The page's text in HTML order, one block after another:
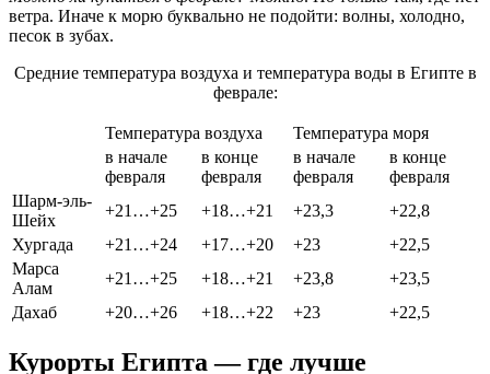
ветра. Иначе к морю буквально не подойти: волны, холодно,
песок в зубах.
Средние температура воздуха и температура воды в Египте в
феврале:
Температура воздуха
Температура моря
в начале
февраля
в конце
февраля
в начале
февраля
в конце
февраля
Шарм-эль-
Шейх
+21…+25 +18…+21 +23,3
+22,8
Хургада
+21…+24 +17…+20 +23
+22,5
Марса
Алам
+21…+25 +18…+21 +23,8
+23,5
Дахаб
+20…+26 +18…+22 +23 +22,5
Курорты Египта — где лучше